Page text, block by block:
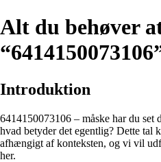
Alt du behøver
Introduktion
6414150073106 – måske har du set
hvad betyder det egentlig? Dette tal
afhængigt af konteksten, og vi vil
her.